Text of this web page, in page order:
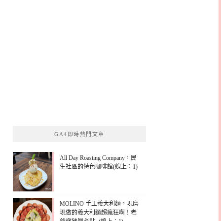
GA4即時熱門文章
All Day Roasting Company，民
生社區的特色咖啡館(線上：1)
MOLINO 手工義大利麵，現磨
現做的義大利麵超瘋狂啊！老